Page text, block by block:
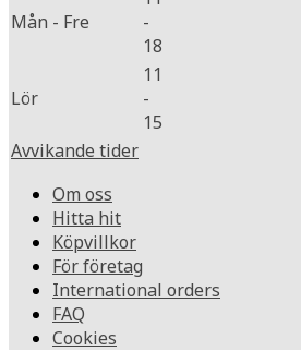
Mån - Fre
-
18
Lör
11
-
15
Avvikande tider
Om oss
Hitta hit
Köpvillkor
För företag
International orders
FAQ
Cookies